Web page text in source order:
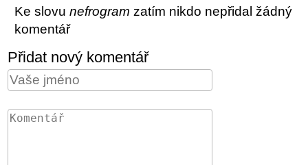
Ke slovunefrogram zatím nikdo nepřidal žádný
komentář
Přidat nový komentář